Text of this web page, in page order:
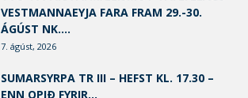
VESTMANNAEYJA FARA FRAM 29.-30.
ÁGÚST NK....
7. ágúst, 2026
SUMARSYRPA TR III – HEFST KL. 17.30 –
ENN OPIÐ FYRIR...